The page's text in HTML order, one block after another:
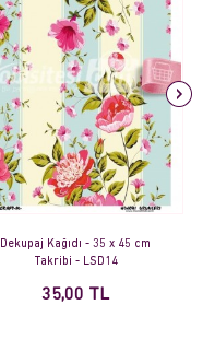
Dekupaj Kağıdı - 35 x 45 cm
Takribi - DP214
35,00 TL